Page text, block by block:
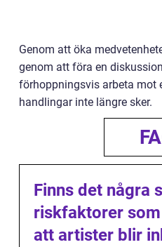
Genom att öka
genom att föra en
förhoppningsvis arbeta mot
handlingar inte längre sker.
Finns det några
riskfaktorer
att artister blir